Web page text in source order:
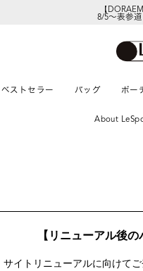
【
8/5～表参
ベストセラー バッグ ポー
About
【リニューアル後
サイトリニューアルに向けて